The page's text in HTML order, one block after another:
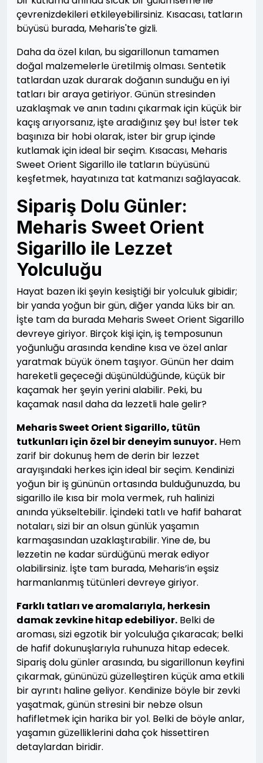
çevrenizdekileri etkileyebilirsiniz. Kısacası, tatların
büyüsü burada, Meharis'te gizli.
Daha da özel kılan, bu sigarillonun tamamen
doğal malzemelerle üretilmiş olması. Sentetik
tatlardan uzak durarak doğanın sunduğu en iyi
tatları bir araya getiriyor. Günün stresinden
uzaklaşmak ve anın tadını çıkarmak için küçük bir
kaçış arıyorsanız, işte aradığınız şey bu! İster tek
başınıza bir hobi olarak, ister bir grup içinde
kutlamak için ideal bir seçim. Kısacası, Meharis
Sweet Orient Sigarillo ile tatların büyüsünü
keşfetmek, hayatınıza tat katmanızı sağlayacak.
Sipariş Dolu Günler:
Meharis Sweet Orient
Sigarillo ile Lezzet
Yolculuğu
Hayat bazen iki şeyin kesiştiği bir yolculuk gibidir;
bir yanda yoğun bir gün, diğer yanda lüks bir an.
İşte tam da burada Meharis Sweet Orient Sigarillo
devreye giriyor. Birçok kişi için, iş temposunun
yoğunluğu arasında kendine kısa ve özel anlar
yaratmak büyük önem taşıyor. Günün her daim
hareketli geçeceği düşünüldüğünde, küçük bir
kaçamak her şeyin yerini alabilir. Peki, bu
kaçamak nasıl daha da lezzetli hale gelir?
Meharis Sweet Orient Sigarillo, tütün
tutkunları için özel bir deneyim sunuyor. Hem
zarif bir dokunuş hem de derin bir lezzet
arayışındaki herkes için ideal bir seçim. Kendinizi
yoğun bir iş gününün ortasında bulduğunuzda, bu
sigarillo ile kısa bir mola vermek, ruh halinizi
anında yükseltebilir. İçindeki tatlı ve hafif baharat
notaları, sizi bir an olsun günlük yaşamın
karmaşasından uzaklaştırabilir. Yine de, bu
lezzetin ne kadar sürdüğünü merak ediyor
olabilirsiniz. İşte tam burada, Meharis’in eşsiz
harmanlanmış tütünleri devreye giriyor.
Farklı tatları ve aromalarıyla, herkesin
damak zevkine hitap edebiliyor. Belki de
aroması, sizi egzotik bir yolculuğa çıkaracak; belki
de hafif dokunuşlarıyla ruhunuza hitap edecek.
Sipariş dolu günler arasında, bu sigarillonun keyfini
çıkarmak, gününüzü güzelleştiren küçük ama etkili
bir ayrıntı haline geliyor. Kendinize böyle bir zevki
yaşatmak, günün stresini bir nebze olsun
hafifletmek için harika bir yol. Belki de böyle anlar,
yaşamın güzelliklerini daha çok hissettiren
detaylardan biridir.